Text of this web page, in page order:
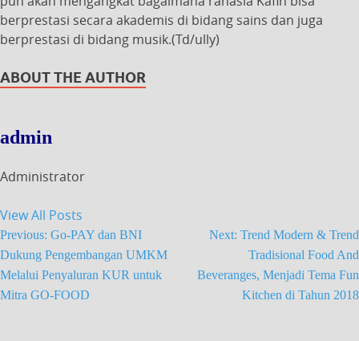
berprestasi secara akademis di bidang sains dan juga
berprestasi di bidang musik.(Td/ully)
ABOUT THE AUTHOR
admin
Administrator
View All Posts
Previous: Go-PAY dan BNI
Dukung Pengembangan UMKM
Melalui Penyaluran KUR untuk
Mitra GO-FOOD
Next: Trend Modern & Trend
Tradisional Food And
Beveranges, Menjadi Tema Fun
Kitchen di Tahun 2018